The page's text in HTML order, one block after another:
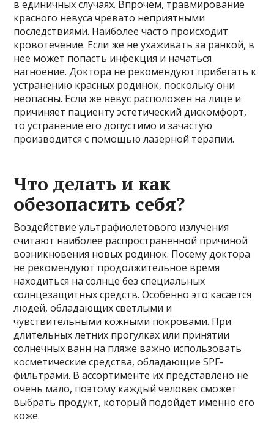
в единичных случаях. Впрочем, травмирование
красного невуса чревато неприятными
последствиями. Наиболее часто происходит
кровотечение. Если же не ухаживать за ранкой, в
нее может попасть инфекция и начаться
нагноение. Доктора не рекомендуют прибегать к
устранению красных родинок, поскольку они
неопасны. Если же невус расположен на лице и
причиняет пациенту эстетический дискомфорт,
то устранение его допустимо и зачастую
производится с помощью лазерной терапии.
Что делать и как
обезопасить себя?
Воздействие ультрафиолетового излучения
считают наиболее распространенной причиной
возникновения новых родинок. Посему доктора
не рекомендуют продолжительное время
находиться на солнце без специальных
солнцезащитных средств. Особенно это касается
людей, обладающих светлыми и
чувствительными кожными покровами. При
длительных летних прогулках или принятии
солнечных ванн на пляже важно использовать
косметические средства, обладающие SPF-
фильтрами. В ассортименте их представлено не
очень мало, поэтому каждый человек сможет
выбрать продукт, который подойдет именно его
коже.